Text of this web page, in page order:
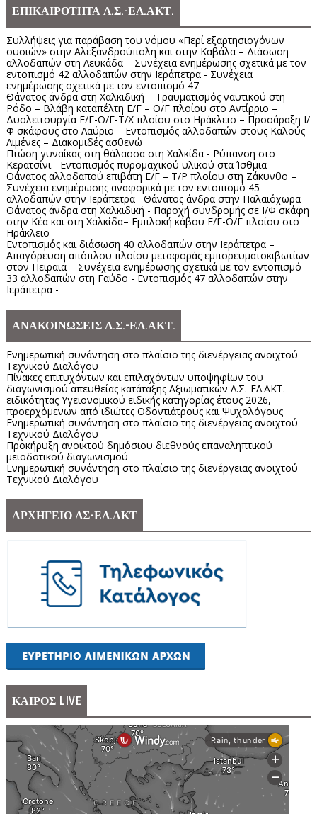
ΕΠΙΚΑΙΡΟΤΗΤΑ Λ.Σ.-ΕΛ.ΑΚΤ.
Συλλήψεις για παράβαση του νόμου «Περί εξαρτησιογόνων
ουσιών» στην Αλεξανδρούπολη και στην Καβάλα – Διάσωση
αλλοδαπών στη Λευκάδα – Συνέχεια ενημέρωσης σχετικά με τον
εντοπισμό 42 αλλοδαπών στην Ιεράπετρα - Συνέχεια
ενημέρωσης σχετικά με τον εντοπισμό 47
Θάνατος άνδρα στη Χαλκιδική – Τραυματισμός ναυτικού στη
Ρόδο – Βλάβη καταπέλτη Ε/Γ – Ο/Γ πλοίου στο Αντίρριο –
Δυσλειτουργία Ε/Γ-Ο/Γ-Τ/Χ πλοίου στο Ηράκλειο – Προσάραξη Ι/
Φ σκάφους στο Λαύριο – Εντοπισμός αλλοδαπών στους Καλούς
Λιμένες – Διακομιδές ασθενώ
Πτώση γυναίκας στη θάλασσα στη Χαλκίδα - Ρύπανση στο
Κερατσίνι - Εντοπισμός πυρομαχικού υλικού στα Ίσθμια -
Θάνατος αλλοδαπού επιβάτη Ε/Γ – Τ/Ρ πλοίου στη Ζάκυνθο –
Συνέχεια ενημέρωσης αναφορικά με τον εντοπισμό 45
αλλοδαπών στην Ιεράπετρα –Θάνατος άνδρα στην Παλαιόχωρα –
Θάνατος άνδρα στη Χαλκιδική - Παροχή συνδρομής σε Ι/Φ σκάφη
στην Κέα και στη Χαλκίδα– Εμπλοκή κάβου Ε/Γ-Ο/Γ πλοίου στο
Ηράκλειο -
Εντοπισμός και διάσωση 40 αλλοδαπών στην Ιεράπετρα –
Απαγόρευση απόπλου πλοίου μεταφοράς εμπορευματοκιβωτίων
στον Πειραιά – Συνέχεια ενημέρωσης σχετικά με τον εντοπισμό
33 αλλοδαπών στη Γαύδο - Εντοπισμός 47 αλλοδαπών στην
Ιεράπετρα -
ΑΝΑΚΟΙΝΩΣΕΙΣ Λ.Σ.-ΕΛ.ΑΚΤ.
Ενημερωτική συνάντηση στο πλαίσιο της διενέργειας ανοιχτού
Τεχνικού Διαλόγου
Πίνακες επιτυχόντων και επιλαχόντων υποψηφίων του
διαγωνισμού απευθείας κατάταξης Αξιωματικών Λ.Σ.-ΕΛ.ΑΚΤ.
ειδικότητας Υγειονομικού ειδικής κατηγορίας έτους 2026,
προερχόμενων από ιδιώτες Οδοντιάτρους και Ψυχολόγους
Ενημερωτική συνάντηση στο πλαίσιο της διενέργειας ανοιχτού
Τεχνικού Διαλόγου
Προκήρυξη ανοικτού δημόσιου διεθνούς επαναληπτικού
μειοδοτικού διαγωνισμού
Ενημερωτική συνάντηση στο πλαίσιο της διενέργειας ανοιχτού
Τεχνικού Διαλόγου
ΑΡΧΗΓΕΙΟ ΛΣ-ΕΛ.ΑΚΤ
ΚΑΙΡΟΣ LIVE